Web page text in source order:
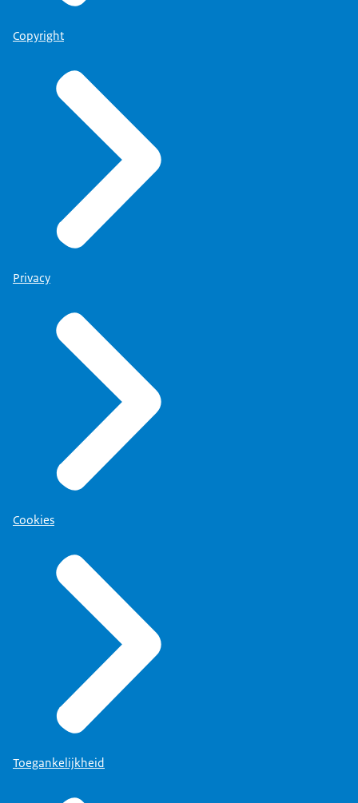
Copyright
Privacy
Cookies
Toegankelijkheid